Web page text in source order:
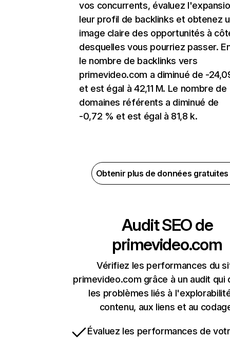
vos concurrents, évaluez
leur profil de backlinks et obtenez
image claire des opportunités à
desquelles vous pourriez passer.
le nombre de backlinks vers
primevideo.com a diminué de -
et est égal à 42,11 M. Le nombre de
domaines référents a diminué de
-0,72 % et est égal à 81,8 k.
Obtenir plus de données
Audit SEO de
primevideo.com
Vérifiez les performances du
primevideo.com grâce à un audit qui
les problèmes liés à
contenu, aux liens et au
Évaluez les performances de